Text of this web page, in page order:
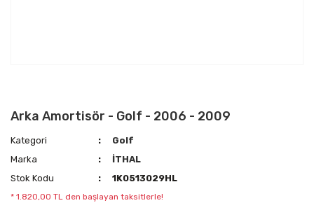
Arka Amortisör - Golf - 2006 - 2009
Kategori
Golf
Marka
İTHAL
Stok Kodu
1K0513029HL
* 1.820,00 TL den başlayan taksitlerle!